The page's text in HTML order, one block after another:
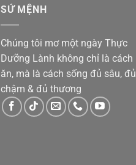
SỨ MỆNH
Chúng tôi mơ một ngày Thực
Dưỡng Lành không chỉ là cách
ăn, mà là cách sống đủ sâu, đủ
chậm & đủ thương